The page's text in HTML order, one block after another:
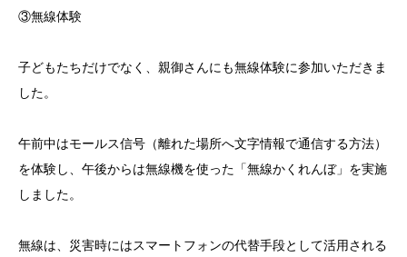
③無線体験
子どもたちだけでなく、親御さんにも無線体験に参加いただきま
した。
午前中はモールス信号（離れた場所へ文字情報で通信する方法）
を体験し、午後からは無線機を使った「無線かくれんぼ」を実施
しました。
無線は、災害時にはスマートフォンの代替手段として活用される